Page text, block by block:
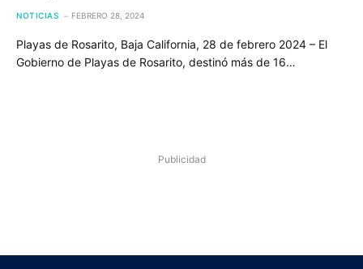
NOTICIAS FEBRERO 28, 2024
Playas de Rosarito, Baja California, 28 de febrero 2024 – El
Gobierno de Playas de Rosarito, destinó más de 16…
Publicidad